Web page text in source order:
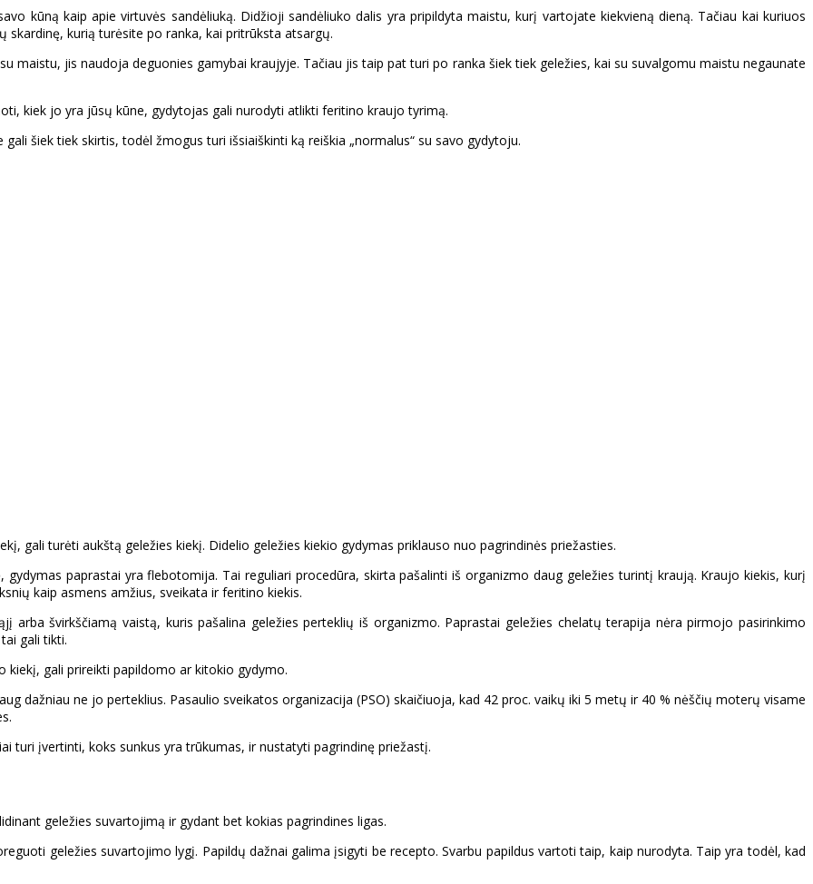
kūną kaip apie virtuvės sandėliuką. Didžioji sandėliuko dalis yra pripildyta maistu, kurį vartojate kiekvieną dieną. Tačiau kai kuriuos
kurią turėsite po ranka, kai pritrūksta atsargų.
maistu, jis naudoja deguonies gamybai kraujyje. Tačiau jis taip pat turi po ranka šiek tiek geležies, kai su suvalgomu maistu negaunate
kiek jo yra jūsų kūne, gydytojas gali nurodyti atlikti feritino kraujo tyrimą.
šiek tiek skirtis, todėl žmogus turi išsiaiškinti ką reiškia „normalus“ su savo gydytoju.
gali turėti aukštą geležies kiekį. Didelio geležies kiekio gydymas priklauso nuo pagrindinės priežasties.
paprastai yra flebotomija. Tai reguliari procedūra, skirta pašalinti iš organizmo daug geležies turintį kraują. Kraujo kiekis, kurį
kaip asmens amžius, sveikata ir feritino kiekis.
arba švirkščiamą vaistą, kuris pašalina geležies perteklių iš organizmo. Paprastai geležies chelatų terapija nėra pirmojo pasirinkimo
gali tikti.
gali prireikti papildomo ar kitokio gydymo.
dažniau ne jo perteklius. Pasaulio sveikatos organizacija (PSO) skaičiuoja, kad 42 proc. vaikų iki 5 metų ir 40 % nėščių moterų visame
turi įvertinti, koks sunkus yra trūkumas, ir nustatyti pagrindinę priežastį.
geležies suvartojimą ir gydant bet kokias pagrindines ligas.
geležies suvartojimo lygį. Papildų dažnai galima įsigyti be recepto. Svarbu papildus vartoti taip, kaip nurodyta. Taip yra todėl, kad